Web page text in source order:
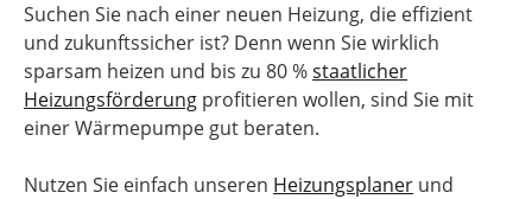
Suchen Sie nach einer neuen Heizung, die effizient
und zukunftssicher ist? Denn wenn Sie wirklich
sparsam heizen und bis zu 80 %staatlicher
Heizungsförderung profitieren wollen, sind Sie mit
einer Wärmepumpe gut beraten.
Nutzen Sie einfach unseren Heizungsplaner und